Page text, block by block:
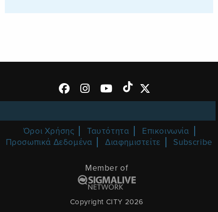
Όροι Χρήσης Ταυτότητα
Επικοινωνία
Προσωπικά Δεδομένα
Διαφημιστείτε Subscribe
Member of
Copyright CITY 2026